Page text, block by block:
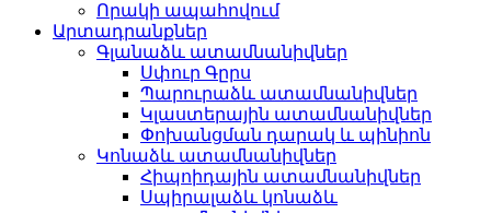
Որակի ապահովում
Արտադրանքներ
Գլանաձև ատամնանիվներ
Սփուր Գըրս
Պարուրաձև ատամնանիվներ
Կլաստերային ատամնանիվներ
Փոխանցման դարակ և պինիոն
Կոնաձև ատամնանիվներ
Հիպոիդային ատամնանիվներ
Սպիրալաձև կոնաձև